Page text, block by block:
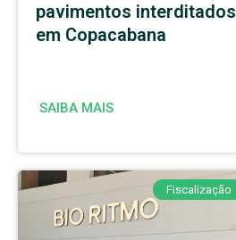
pavimentos interditados
em Copacabana
SAIBA MAIS
Fiscalização